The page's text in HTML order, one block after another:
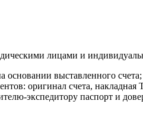
лицами и
основании выставленного счета;
оригинал счета, накладная
экспедитору паспорт и